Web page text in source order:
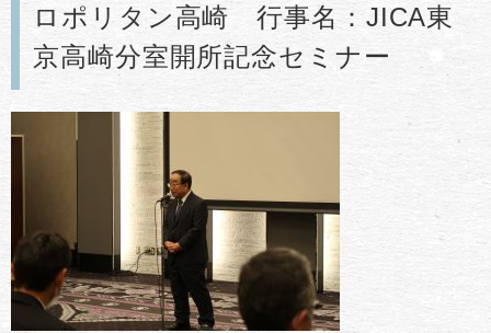
ロポリタン高崎 行事名：JICA東
京高崎分室開所記念セミナー